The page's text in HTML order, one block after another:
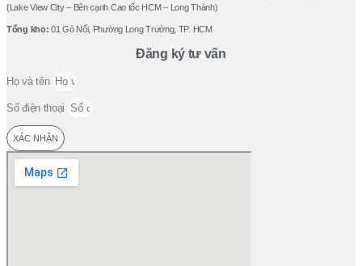
(Lake View City – Bên cạnh Cao tốc HCM – Long Thành)
Tổng kho: 01 Gò Nổi, Phường Long Trường, TP. HCM
Đăng ký tư vấn
Họ và tên
Số điện thoại
XÁC NHẬN